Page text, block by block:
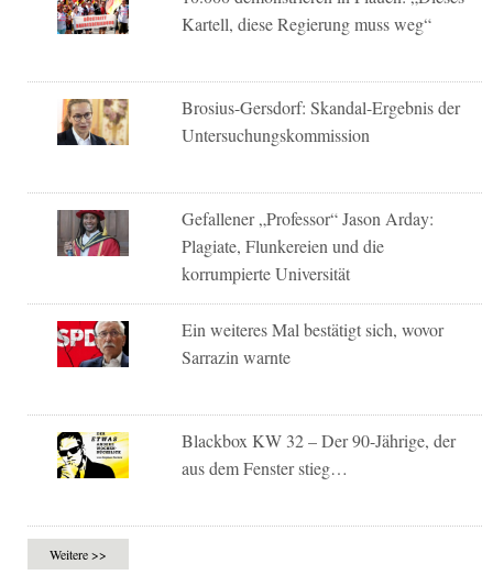
Kartell, diese Regierung muss weg“
Brosius-Gersdorf: Skandal-Ergebnis der
Untersuchungskommission
Gefallener „Professor“ Jason Arday:
Plagiate, Flunkereien und die
korrumpierte Universität
Ein weiteres Mal bestätigt sich, wovor
Sarrazin warnte
Blackbox KW 32 – Der 90-Jährige, der
aus dem Fenster stieg…
Weitere >>